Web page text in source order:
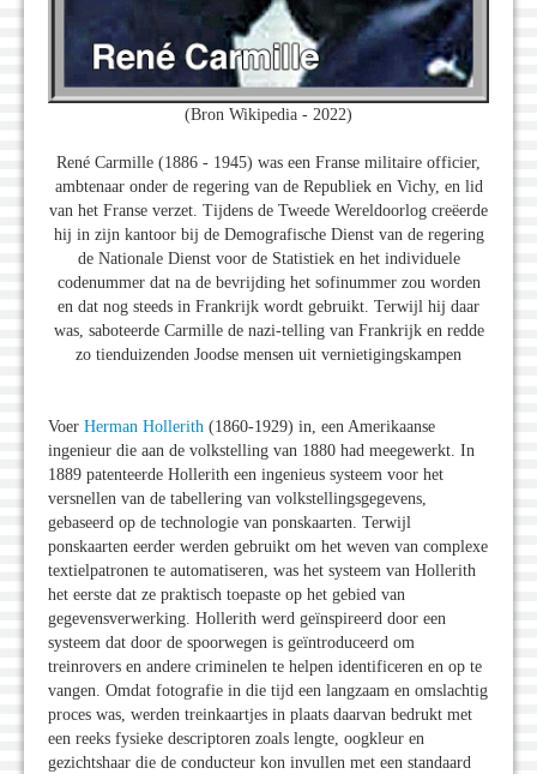
(Bron Wikipedia - 2022)
René Carmille (1886 - 1945) was een Franse militaire officier,
ambtenaar onder de regering van de Republiek en Vichy, en lid
van het Franse verzet. Tijdens de Tweede Wereldoorlog creëerde
hij in zijn kantoor bij de Demografische Dienst van de regering
de Nationale Dienst voor de Statistiek en het individuele
codenummer dat na de bevrijding het sofinummer zou worden
en dat nog steeds in Frankrijk wordt gebruikt. Terwijl hij daar
was, saboteerde Carmille de nazi-telling van Frankrijk en redde
zo tienduizenden Joodse mensen uit vernietigingskampen
Voer Herman Hollerith (1860-1929) in, een Amerikaanse
ingenieur die aan de volkstelling van 1880 had meegewerkt. In
1889 patenteerde Hollerith een ingenieus systeem voor het
versnellen van de tabellering van volkstellingsgegevens,
gebaseerd op de technologie van ponskaarten. Terwijl
ponskaarten eerder werden gebruikt om het weven van complexe
textielpatronen te automatiseren, was het systeem van Hollerith
het eerste dat ze praktisch toepaste op het gebied van
gegevensverwerking. Hollerith werd geïnspireerd door een
systeem dat door de spoorwegen is geïntroduceerd om
treinrovers en andere criminelen te helpen identificeren en op te
vangen. Omdat fotografie in die tijd een langzaam en omslachtig
proces was, werden treinkaartjes in plaats daarvan bedrukt met
een reeks fysieke descriptoren zoals lengte, oogkleur en
gezichtshaar die de conducteur kon invullen met een standaard